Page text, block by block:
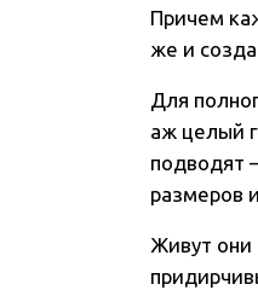
Причем
же и
Для
аж целый
подводят
размеров
Живут они